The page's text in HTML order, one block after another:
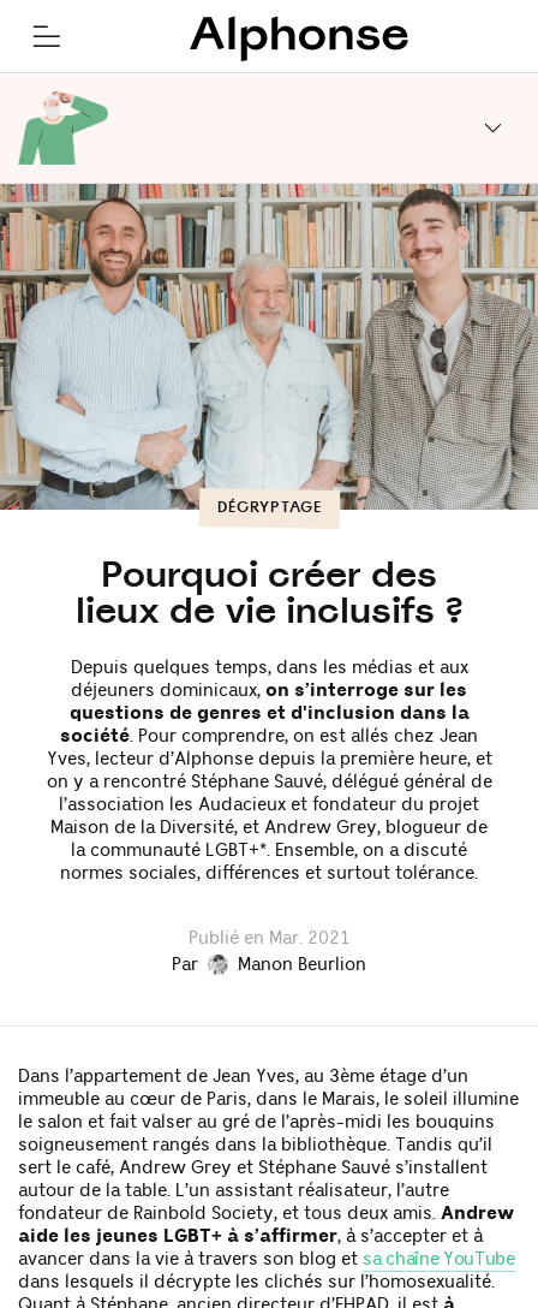
DÉCRYPTAGE
Pourquoi créer des
lieux de vie inclusifs ?
Depuis quelques temps, dans les médias et aux
déjeuners dominicaux, on s’interroge sur les
questions de genres et d'inclusion dans la
société . Pour comprendre, on est allés chez Jean
Yves, lecteur d’Alphonse depuis la première heure, et
on y a rencontré Stéphane Sauvé, délégué général de
l’association les Audacieux et fondateur du projet
Maison de la Diversité, et Andrew Grey, blogueur de
la communauté LGBT+*. Ensemble, on a discuté
normes sociales, différences et surtout tolérance.
Publié en Mar. 2021
Par
Manon Beurlion
Dans l’appartement de Jean Yves, au 3ème étage d’un
immeuble au cœur de Paris, dans le Marais, le soleil illumine
le salon et fait valser au gré de l’après-midi les bouquins
soigneusement rangés dans la bibliothèque. Tandis qu’il
sert le café, Andrew Grey et Stéphane Sauvé s’installent
autour de la table. L’un assistant réalisateur, l’autre
fondateur de Rainbold Society, et tous deux amis. Andrew
aide les jeunes LGBT+ à s’affirmer, à s’accepter et à
avancer dans la vie à travers son blog et sa chaîne YouTube
dans lesquels il décrypte les clichés sur l’homosexualité.